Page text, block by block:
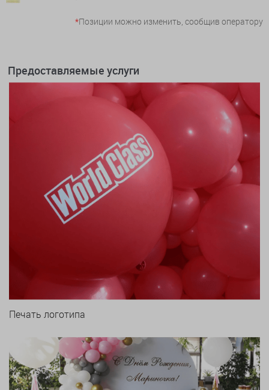
*Позиции можно изменить, сообщив оператору
Предоставляемые услуги
Печать логотипа